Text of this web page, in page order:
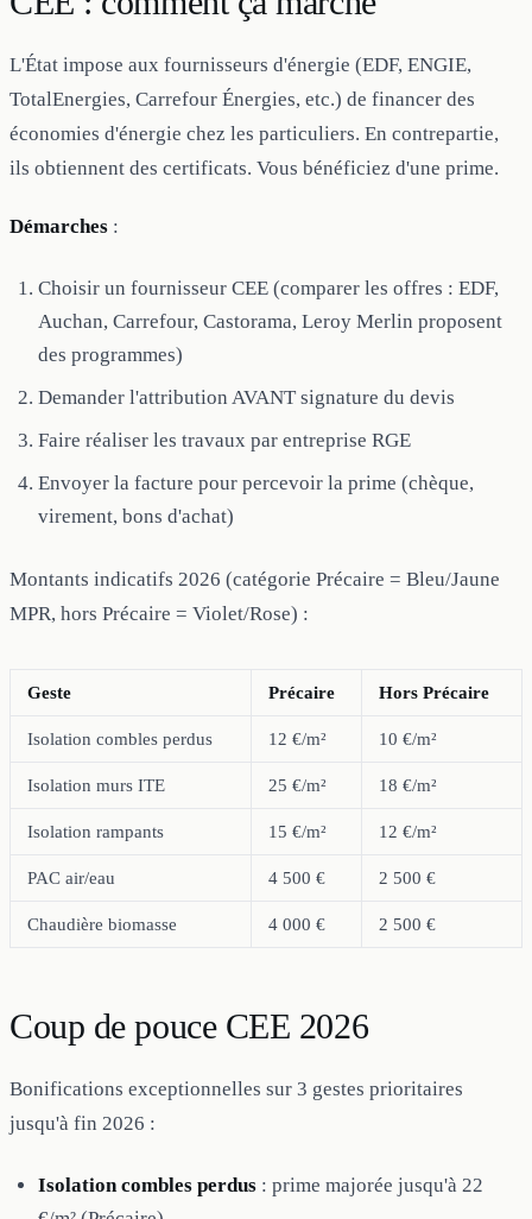
L'État impose aux fournisseurs d'énergie (EDF, ENGIE,
TotalEnergies, Carrefour Énergies, etc.) de financer des
économies d'énergie chez les particuliers. En contrepartie,
ils obtiennent des certificats. Vous bénéficiez d'une prime.
Démarches :
Choisir un fournisseur CEE (comparer les offres : EDF,
Auchan, Carrefour, Castorama, Leroy Merlin proposent
des programmes)
Demander l'attribution AVANT signature du devis
Faire réaliser les travaux par entreprise RGE
Envoyer la facture pour percevoir la prime (chèque,
virement, bons d'achat)
Montants indicatifs 2026 (catégorie Précaire = Bleu/Jaune
MPR, hors Précaire = Violet/Rose) :
Geste Précaire Hors Précaire
Isolation combles perdus 12 €/m² 10 €/m²
Isolation murs ITE 25 €/m² 18 €/m²
Isolation rampants 15 €/m² 12 €/m²
PAC air/eau 4 500 € 2 500 €
Chaudière biomasse 4 000 € 2 500 €
Coup de pouce CEE 2026
Bonifications exceptionnelles sur 3 gestes prioritaires
jusqu'à fin 2026 :
Isolation combles perdus : prime majorée jusqu'à 22